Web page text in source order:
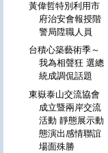
黃偉哲特別利用市
府治安會報授階
警局陞職人員
台積心築藝術季～
我為相聲狂 選總
統成調侃話題
東嶽泰山交流協會
成立暨兩岸交流
活動 靜態展示動
態演出感情聯誼
場面殊勝